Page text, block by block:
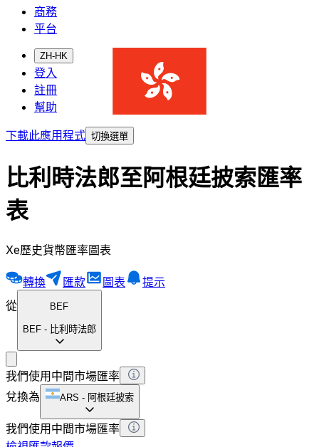
商務
平台
ZH-HK
登入
註冊
幫助
下載此應用程式 切換選單
比利時法郎至阿根廷披索匯率
表
Xe歷史貨幣匯率圖表
轉換 匯款 圖表
提示
從
BEF
BEF - 比利時法郎
我們使用中間市場匯率
兌換為
ARS - 阿根廷披索
我們使用中間市場匯率